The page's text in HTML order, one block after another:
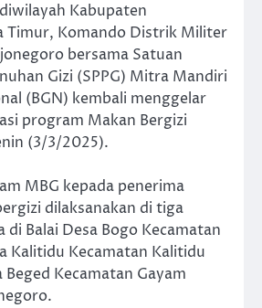
Kabupaten
Timur, Komando Distrik Militer
bersama Satuan
Gizi (SPPG) Mitra Mandiri
(BGN) kembali menggelar
program Makan Bergizi
(3/3/2025).
MBG kepada penerima
dilaksanakan di tiga
Balai Desa Bogo Kecamatan
Kalitidu Kecamatan Kalitidu
Beged Kecamatan Gayam